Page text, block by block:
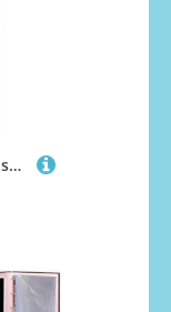
alles-meine.de GmbH Zeugnismappe/Ringbuch/Zeugnisringbuch - Zeugnisse Dinosaurier - Dino T-Rex - Erweiterbar für Einsteckseiten + Einlagen - A 4 - Dokumentenmappe - A4 Ring..